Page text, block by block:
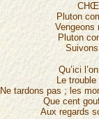
Pluton
Vengeons
Pluton
Qu’ici
Le trouble
Ne tardons pas ; les
Que cent
Aux regards